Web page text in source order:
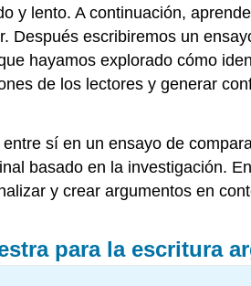
y lento. A continuación,
escribiremos un
hayamos explorado cómo
de los lectores y generar
sí en un ensayo de
basado en la investigación.
y crear argumentos en
para la escritura